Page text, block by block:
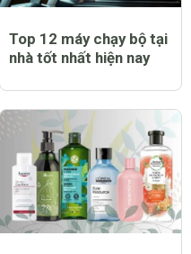
Top 12 máy chạy bộ tại
nhà tốt nhất hiện nay